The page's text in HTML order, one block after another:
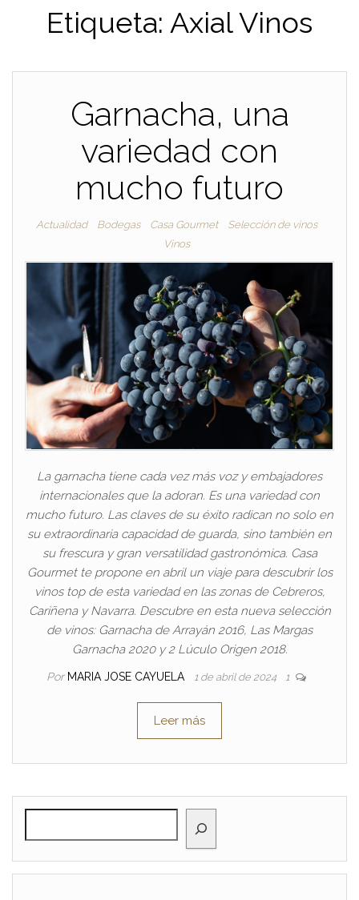
Etiqueta: Axial Vinos
Garnacha, una
variedad con
mucho futuro
Actualidad Bodegas Casa Gourmet
Selección de vinos
Vinos
La garnacha tiene cada vez más voz y embajadores
internacionales que la adoran. Es una variedad con
mucho futuro. Las claves de su éxito radican no solo en
su extraordinaria capacidad de guarda, sino también en
su frescura y gran versatilidad gastronómica. Casa
Gourmet te propone en abril un viaje para descubrir los
vinos top de esta variedad en las zonas de Cebreros,
Cariñena y Navarra. Descubre en esta nueva selección
de vinos: Garnacha de Arrayán 2016, Las Margas
Garnacha 2020 y 2 Lúculo Origen 2018.
Por MARIA JOSE CAYUELA 1 de abril de 2024 1
Leer más